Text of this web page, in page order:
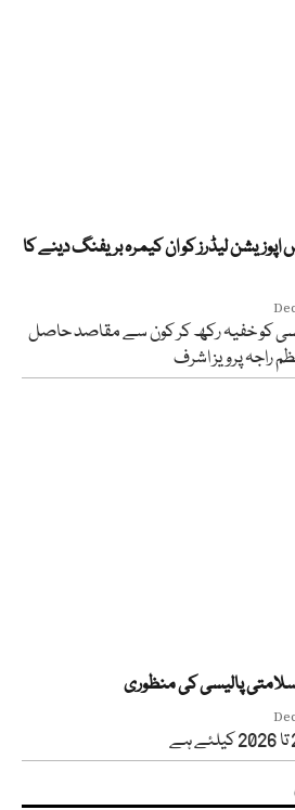
لیڈرز کو ان کیمرہ بریفنگ دینے کا
کو خفیہ رکھ کر کون سے مقاصد حاصل
راجہ پرویز اشرف
سلامتی پالیسی کی منظوری